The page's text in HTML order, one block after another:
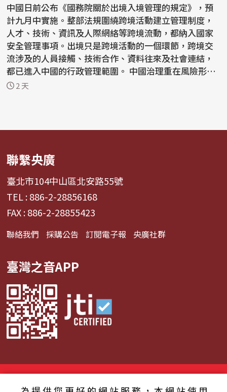
中國日前公布《國務院關於出境入境管理的規定》，預
計九月中實施。整部法規圍繞跨境活動建立管理制度，
人才、技術、資訊及人際網絡等跨境流動，都納入國家
安全管理事項。出境只是跨境活動的一個環節，跨境交
流涉及的人員接觸、技術合作、資料往來及社會連結，
都已進入中國的行政管理範圍。 中國治理重在風險形成
前介...
2 天
聯繫央廣
臺北市104中山區北安路55號
TEL : 886-2-28856168
FAX : 886-2-28855423
聯絡我們 採購公告 訂閱電子報 央廣社群
臺灣之音APP